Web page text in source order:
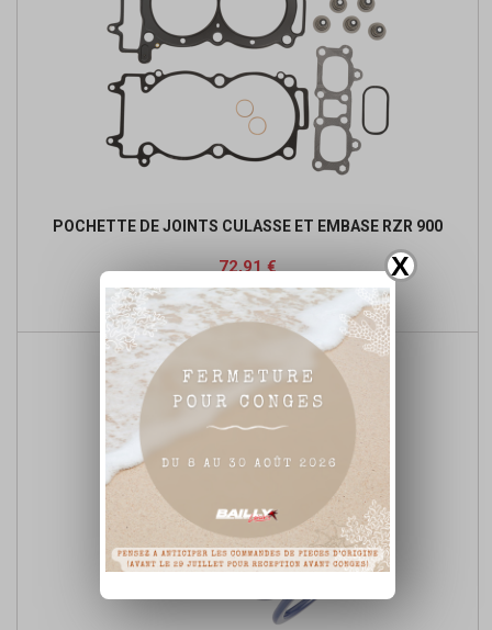
X
POCHETTE DE JOINTS CULASSE ET EMBASE RZR 900
Prix
72,91 €
de
base
 Ajouter au panier